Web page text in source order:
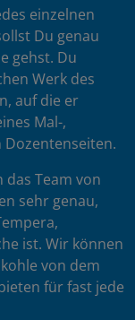
einzelnen
Du genau
gehst. Du
Werk des
auf die er
Mal-,
Dozentenseiten.
Team von
sehr genau,
ist. Wir können
von dem
für fast jede